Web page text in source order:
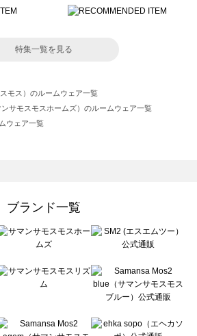
特集一覧を見る
モス）のルームウェア一覧
サモスモスホームズ）のルームウェア一覧
ウェア一覧
ツハルバイサマンサモスモス）のルームウェア一覧
モスモス ブルー）のルームウェア一覧
ムウェア一覧
ェア一覧
ラシック）のルームウェア一覧
のルームウェア一覧
ルー）のルームウェア一覧
ルームウェア一覧
ブランド一覧